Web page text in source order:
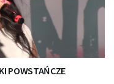
POWSTAŃCZE